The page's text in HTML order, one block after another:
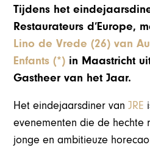
Tijdens het
Restaurateurs d’Europe,
Lino de Vrede (26) van
Enfants (*) in Maastricht
Gastheer van het Jaar.
Het eindejaarsdiner vanJRE
evenementen die de hechte
jonge en ambitieuze